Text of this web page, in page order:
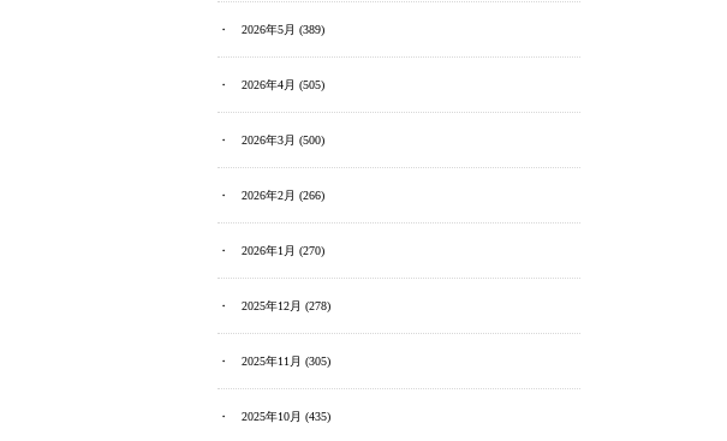
2026年5月 (389)
2026年4月 (505)
2026年3月 (500)
2026年2月 (266)
2026年1月 (270)
2025年12月 (278)
2025年11月 (305)
2025年10月 (435)